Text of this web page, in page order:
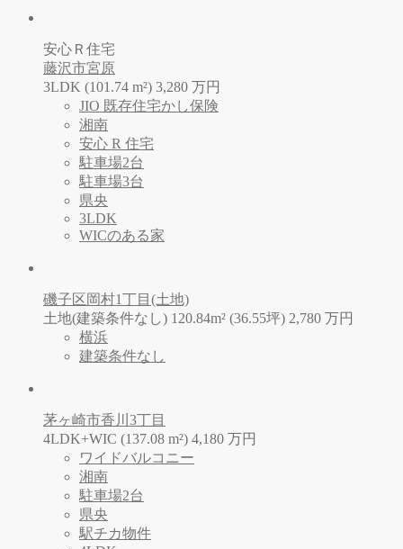
安心Ｒ住宅
藤沢市宮原
3LDK (101.74 m²) 3,280 万円
JIO 既存住宅かし保険
湘南
安心 R 住宅
駐車場2台
駐車場3台
県央
3LDK
WICのある家
磯子区岡村1丁目(土地)
土地(建築条件なし) 120.84m² (36.55坪) 2,780 万円
横浜
建築条件なし
茅ヶ崎市香川3丁目
4LDK+WIC (137.08 m²) 4,180 万円
ワイドバルコニー
湘南
駐車場2台
県央
駅チカ物件